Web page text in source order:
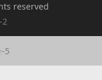
reserved
2
5